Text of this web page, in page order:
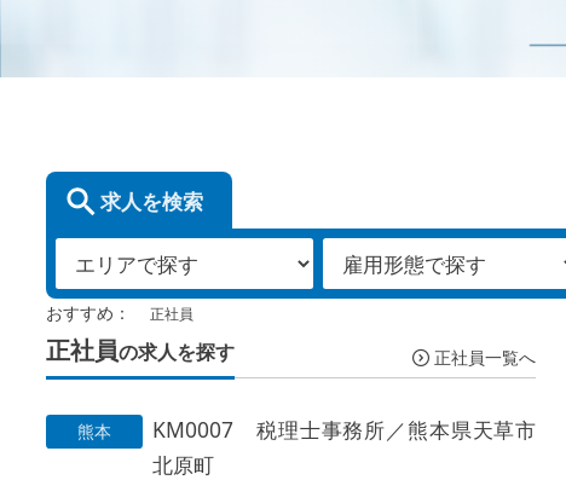
求人を検索
おすすめ： 正社員
正社員の求人を探す 正社員一覧へ
熊本
KM0007 税理士事務所／熊本県天草市
北原町